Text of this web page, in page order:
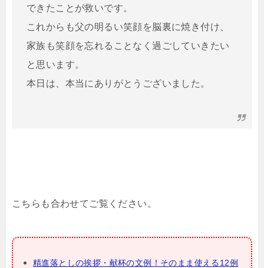
できたことが救いです。
これからも父の明るい笑顔を脳裏に焼き付け、
家族も笑顔を忘れることなく過ごしていきたい
と思います。
本日は、本当にありがとうございました。
こちらも合わせてご覧ください。
精進落としの挨拶・献杯の文例！そのまま使える12例